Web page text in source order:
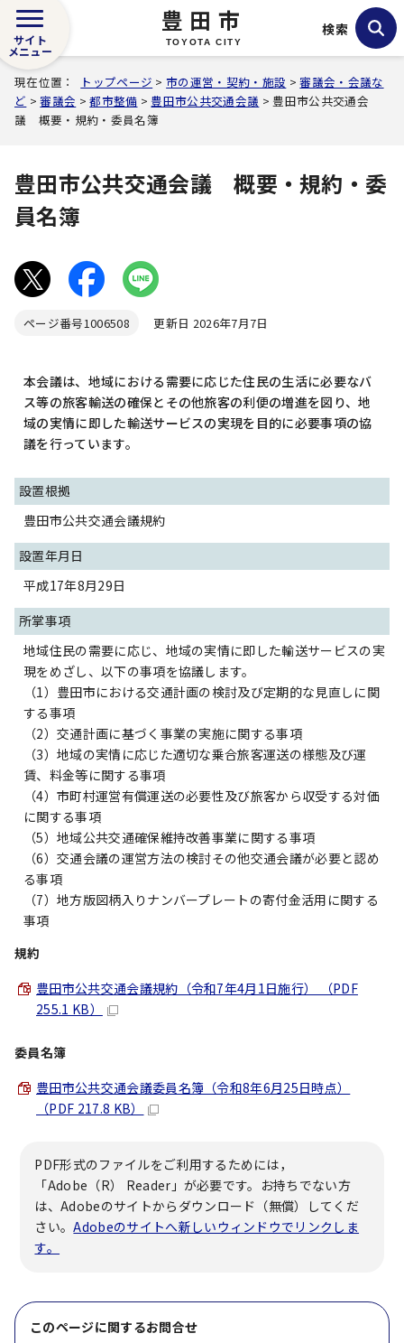
豊田市
TOYOTA CITY
サイト
メニュー
検索
現在位置： トップページ >市の運営・契約・施設 >審議会・会議な
ど >審議会 >都市整備 > 豊田市公共交通会議 > 豊田市公共交通会
議 概要・規約・委員名簿
豊田市公共交通会議 概要・規約・委
員名簿
ページ番号1006508 更新日 2026年7月7日
本会議は、地域における需要に応じた住民の生活に必要なバ
ス等の旅客輸送の確保とその他旅客の利便の増進を図り、地
域の実情に即した輸送サービスの実現を目的に必要事項の協
議を行っています。
設置根拠
豊田市公共交通会議規約
設置年月日
平成17年8月29日
所掌事項
地域住民の需要に応じ、地域の実情に即した輸送サービスの実
現をめざし、以下の事項を協議します。
（1）豊田市における交通計画の検討及び定期的な見直しに関
する事項
（2）交通計画に基づく事業の実施に関する事項
（3）地域の実情に応じた適切な乗合旅客運送の様態及び運
賃、料金等に関する事項
（4）市町村運営有償運送の必要性及び旅客から収受する対価
に関する事項
（5）地域公共交通確保維持改善事業に関する事項
（6）交通会議の運営方法の検討その他交通会議が必要と認め
る事項
（7）地方版図柄入りナンバープレートの寄付金活用に関する
事項
規約
豊田市公共交通会議規約（令和7年4月1日施行） （PDF
255.1 KB）
委員名簿
豊田市公共交通会議委員名簿（令和8年6月25日時点）
（PDF 217.8 KB）
PDF形式のファイルをご利用するためには，
「Adobe（R） Reader」が必要です。お持ちでない方
は、Adobeのサイトからダウンロード（無償）してくだ
さい。Adobeのサイトへ新しいウィンドウでリンクしま
す。
このページに関するお問合せ